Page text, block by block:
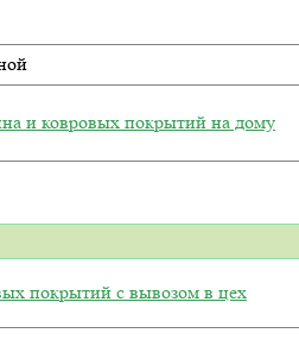
и ковровых покрытий на дому
покрытий с вывозом в цех